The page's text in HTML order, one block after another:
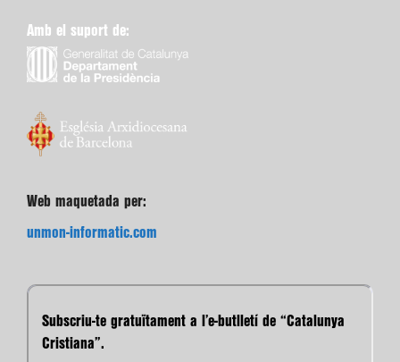
Amb el suport de:
Web maquetada per:
unmon-informatic.com
Subscriu-te gratuïtament a l’e-butlletí de “Catalunya
Cristiana”.